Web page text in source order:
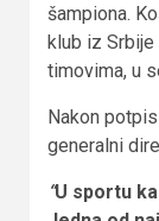
šampiona.
klub iz Srbije
timovima, u
Nakon
generalni
“U sportu